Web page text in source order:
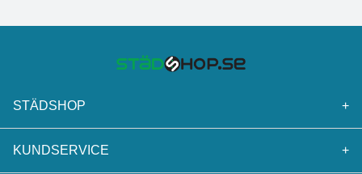
STÄDSHOP +
KUNDSERVICE +